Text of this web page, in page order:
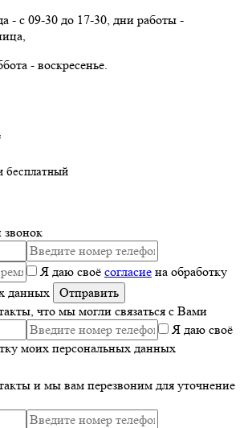
- с 09-30 до 17-30, дни работы -
- воскресенье.
бесплатный
звонок
Я даю своё согласие на обработку
данных
что мы могли связаться с Вами
Я даю своё
моих персональных данных
и мы вам перезвоним для уточнение